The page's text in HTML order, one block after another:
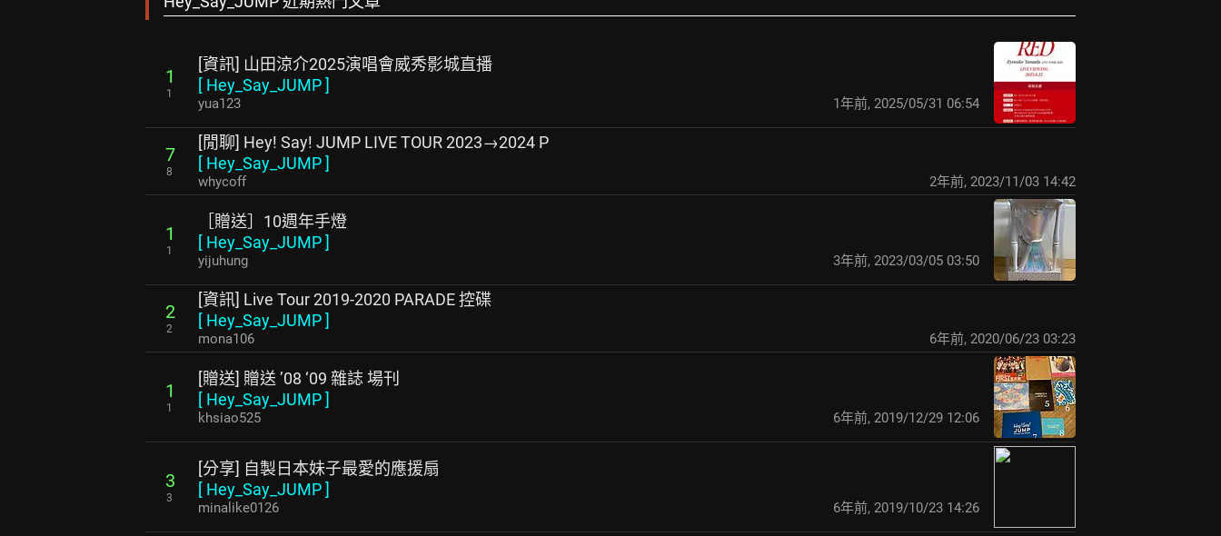
1
1
[資訊] 山田涼介2025演唱會威秀影城直播
[ Hey_Say_JUMP]
yua123 1年前, 2025/05/31 06:54
7
8
[閒聊] Hey! Say! JUMP LIVE TOUR 2023→2024 P
[ Hey_Say_JUMP]
whycoff 2年前, 2023/11/03 14:42
1
1
［贈送］10週年手燈
[ Hey_Say_JUMP]
yijuhung 3年前, 2023/03/05 03:50
2
2
[資訊] Live Tour 2019-2020 PARADE 控碟
[ Hey_Say_JUMP]
mona106 6年前, 2020/06/23 03:23
1
1
[贈送] 贈送 ’08 ‘09 雜誌 場刊
[ Hey_Say_JUMP]
khsiao525 6年前, 2019/12/29 12:06
3
3
[分享] 自製日本妹子最愛的應援扇
[ Hey_Say_JUMP]
minalike0126 6年前, 2019/10/23 14:26